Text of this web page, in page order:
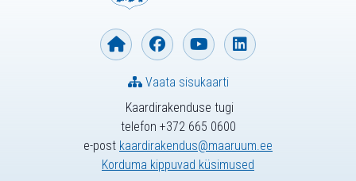
Kaardirakenduse tugi
telefon +372 665 0600
e-post kaardirakendus@maaruum.ee
Korduma kippuvad küsimused
Vaata sisukaarti